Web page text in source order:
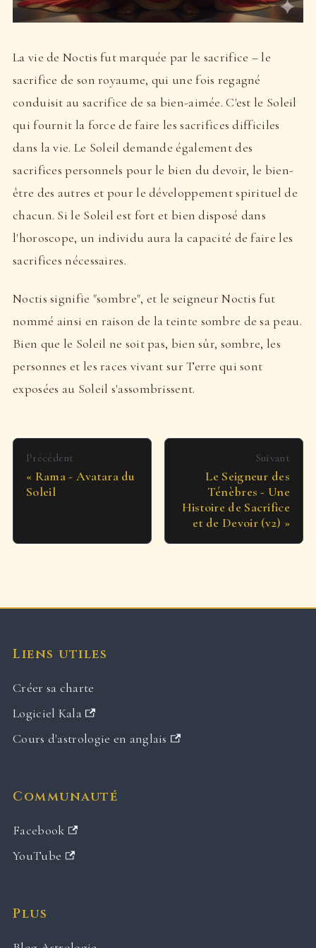
La vie de Noctis fut marquée par le sacrifice – le
sacrifice de son royaume, qui une fois regagné
conduisit au sacrifice de sa bien-aimée. C'est le Soleil
qui fournit la force de faire les sacrifices difficiles
dans la vie. Le Soleil demande également des
sacrifices personnels pour le bien du devoir, le bien-
être des autres et pour le développement spirituel de
chacun. Si le Soleil est fort et bien disposé dans
l'horoscope, un individu aura la capacité de faire les
sacrifices nécessaires.
Noctis signifie "sombre", et le seigneur Noctis fut
nommé ainsi en raison de la teinte sombre de sa peau.
Bien que le Soleil ne soit pas, bien sûr, sombre, les
personnes et les races vivant sur Terre qui sont
exposées au Soleil s'assombrissent.
Précédent
Rama - Avatara du
Soleil
Suivant
Le Seigneur des
Ténèbres - Une
Histoire de Sacrifice
et de Devoir (v2)
Liens utiles
Créer sa charte
Logiciel Kala
Cours d'astrologie en anglais
Communauté
Facebook
YouTube
Plus